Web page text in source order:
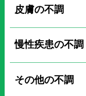
皮膚の不調
慢性疾患の不調
その他の不調